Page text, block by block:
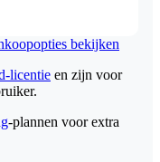
bekijken
licentie en zijn voor
-plannen voor extra